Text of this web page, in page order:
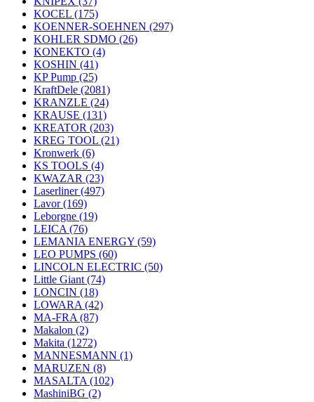
KOCEL (175)
KOENNER-SOEHNEN (297)
KOHLER SDMO (26)
KONEKTO (4)
KOSHIN (41)
KP Pump (25)
KraftDele (2081)
KRANZLE (24)
KRAUSE (131)
KREATOR (203)
KREG TOOL (21)
Kronwerk (6)
KS TOOLS (4)
KWAZAR (23)
Laserliner(497)
Lavor(169)
Leborgne (19)
LEICA (76)
LEMANIA ENERGY (59)
LEO PUMPS (60)
LINCOLN ELECTRIC (50)
Little Giant (74)
LONCIN (18)
LOWARA (42)
MA-FRA (87)
Makalon (2)
Makita (1272)
MANNESMANN (1)
MARUZEN (8)
MASALTA (102)
MashiniBG (2)